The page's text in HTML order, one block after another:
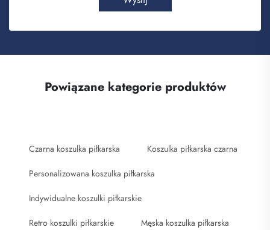
Powiązane kategorie produktów
Czarna koszulka piłkarska Koszulka piłkarska czarna
Personalizowana koszulka piłkarska
Indywidualne koszulki piłkarskie
Retro koszulki piłkarskie Męska koszulka piłkarska